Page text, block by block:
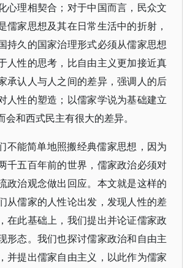
心理相契合；对于中国而言，民众文
儒家思想及其在日常生活中的折射，
持久的国家治理形式必须从儒家思想
人性的思考，比自由主义更加接近真
承认人与人之间的差异，强调人的后
人性的塑造；以儒家学说为基础建立
会和西式民主有很大的差异。
不能简单地照搬经典儒家思想，因为
千五百年前的世界，儒家政治必须对
政治观念做出回应。本文就是这样的
从儒家的人性论出发，发现人性的差
在此基础上，我们提出并论证儒家政
形态。我们也探讨儒家政治和自由主
并提出儒家自由主义，以此作为儒家